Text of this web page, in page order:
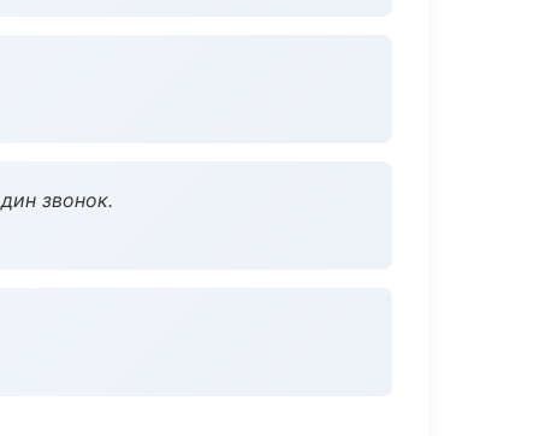
звонок.